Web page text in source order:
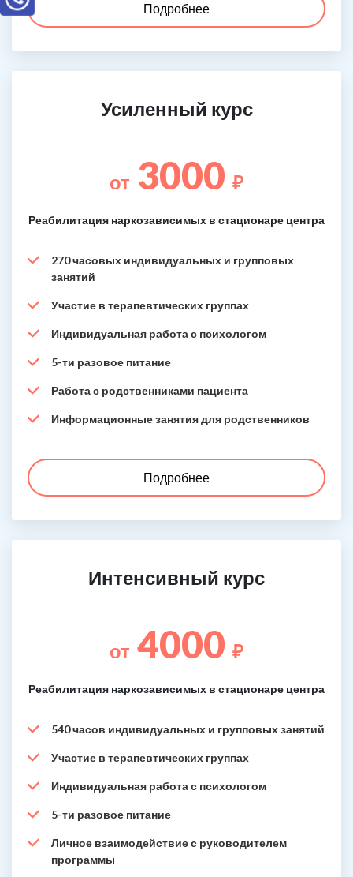
Подробнее
Усиленный курс
от 3000 ₽
Реабилитация наркозависимых в стационаре центра
270 часовых индивидуальных и групповых
занятий
Участие в терапевтических группах
Индивидуальная работа с психологом
5-ти разовое питание
Работа с родственниками пациента
Информационные занятия для родственников
Подробнее
Интенсивный курс
от 4000 ₽
Реабилитация наркозависимых в стационаре центра
540 часов индивидуальных и групповых занятий
Участие в терапевтических группах
Индивидуальная работа с психологом
5-ти разовое питание
Личное взаимодействие с руководителем
программы